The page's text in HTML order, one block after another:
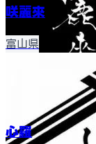
咲麗來
富山県
心羅